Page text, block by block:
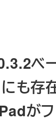
ベ
も存在
がフ